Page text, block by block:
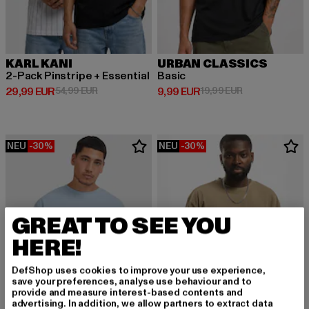
KARL KANI
2-Pack Pinstripe + Essential
29,99 EUR
Derzeitiger Preis: 29,99 EUR
54,99 EURAktionspreis: 54,99 EUR
URBAN CLASSICS
Basic
9,99 EUR
Derzeitiger Preis: 9,99 EUR
19,99 EURAktionspreis:
NEU -30% NEU -30%
GREAT TO SEE YOU
HERE!
DefShop uses cookies to improve your use experience,
save your preferences, analyse use behaviour and to
provide and measure interest-based contents and
advertising. In addition, we allow partners to extract data